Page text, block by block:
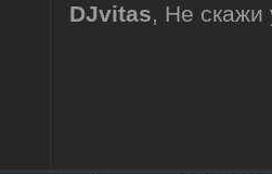
DJvitas, Не скажи